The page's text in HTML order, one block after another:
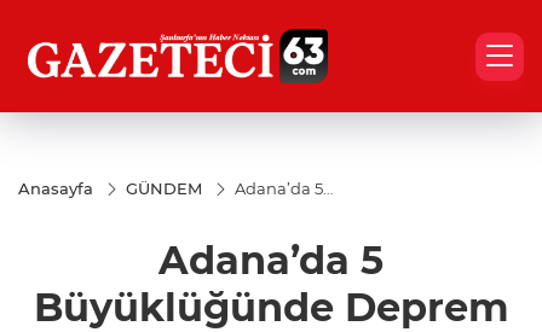
Anasayfa GÜNDEM
Adana’da 5
Adana’da 5
Büyüklüğünde Deprem